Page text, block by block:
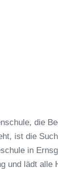
die
ist die
in
und lädt